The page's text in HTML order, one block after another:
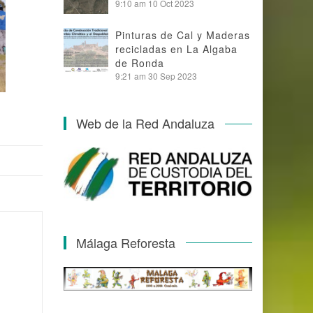
9:10 am 10 Oct 2023
Pinturas de Cal y Maderas
recicladas en La Algaba
de Ronda
9:21 am 30 Sep 2023
Web de la Red Andaluza
Málaga Reforesta